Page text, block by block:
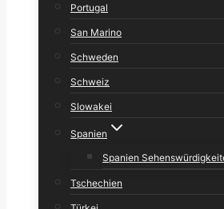
Portugal
San Marino
Schweden
Schweiz
Slowakei
Spanien
Spanien
Tschechien